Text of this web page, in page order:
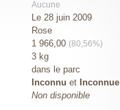
Aucune
Le 28 juin 2009
Rose
1 966,00 (80,56%)
3 kg
dans le parc
Inconnu et Inconnue
Non disponible